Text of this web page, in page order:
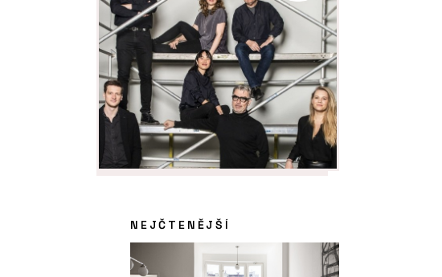
NEJČTENĚJŠÍ